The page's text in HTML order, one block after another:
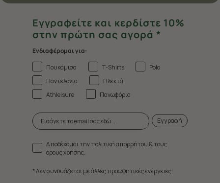
Εγγραφείτε και κερδίστε 10%
στην πρώτη σας αγορά *
Ενδιαφέρομαι για:
Πουκάμισα
T-Shirts
Polo
Παντελόνια
Πλεκτά
Athleisure
Πανωφόρια
Εγγραφή
Αποδέχομαι την πολιτική απορρήτου & τους
όρους χρήσης.
* Δεν συνδυάζεται με άλλες προωθητικές ενέργειες.